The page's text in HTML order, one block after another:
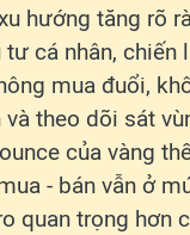
hướng tăng rõ
tư cá nhân, chiến
mua đuổi,
theo dõi sát
của vàng
- bán vẫn ở
quan trọng hơn